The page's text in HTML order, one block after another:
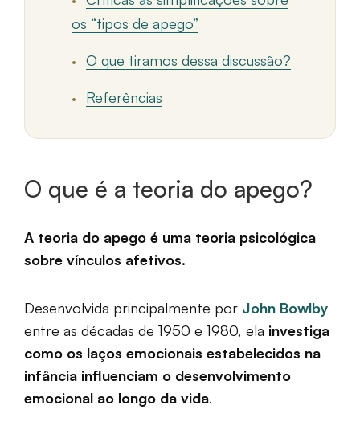
os “tipos de apego”
O que tiramos dessa discussão?
Referências
O que é a teoria do apego?
A teoria do apego é uma teoria psicológica
sobre vínculos afetivos.
Desenvolvida principalmente por John Bowlby
entre as décadas de 1950 e 1980, ela investiga
como os laços emocionais estabelecidos na
infância influenciam o desenvolvimento
emocional ao longo da vida.